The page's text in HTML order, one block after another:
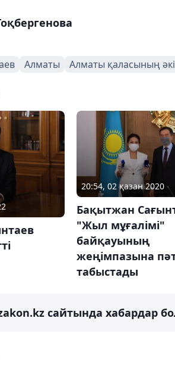
Алматы Алматы қаласының
20:54, 02 қазан 2020
Бақытжан
"Жыл мұғалімі"
байқауының
жеңімпазына
табыстады
сайтында хабардар